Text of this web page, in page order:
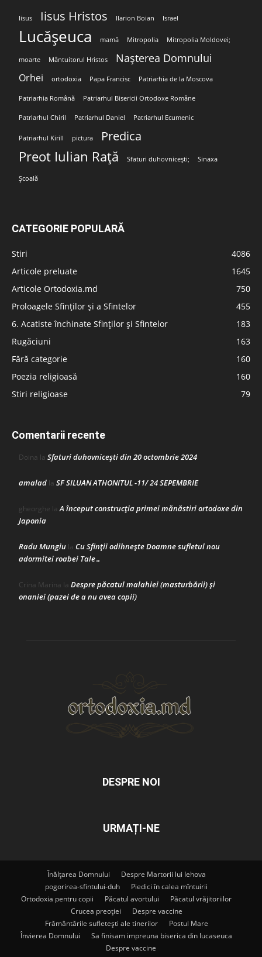
Iisus Iisus Hristos Ilarion Boian Israel
Lucășeuca mamă Mitropolia Mitropolia Moldovei;
moarte Mântuitorul Hristos Nașterea Domnului
Orhei ortodoxia Papa Francisc Patriarhia de la Moscova
Patriarhia Română Patriarhul Bisericii Ortodoxe Române
Patriarhul Chiril Patriarhul Daniel Patriarhul Ecumenic
Patriarhul Kirill pictura Predica
Preot Iulian Rață Sfaturi duhovnicești; Sinaxa
Școală
CATEGORIE POPULARĂ
Stiri
4086
Articole preluate
1645
Articole Ortodoxia.md
750
Proloagele Sfinților și a Sfintelor
455
6. Acatiste închinate Sfinților și Sfintelor
183
Rugăciuni
163
Fără categorie
160
Poezia religioasă
160
Stiri religioase
79
Comentarii recente
Doina la Sfaturi duhovnicești din 20 octombrie 2024
amalad la SF SILUAN ATHONITUL -11/ 24 SEPEMBRIE
gheorghe laA început construcţia primei mănăstiri ortodoxe din
Japonia
Radu Mungiu la Cu Sfinții odihnește Doamne sufletul nou
adormitei roabei Tale…
Crina Marina la Despre păcatul malahiei (masturbării) şi
onaniei (pazei de a nu avea copii)
DESPRE NOI
URMAȚI-NE
Înălțarea Domnului
Despre Martorii lui Iehova
pogorirea-sfintului-duh
Piedici în calea mîntuirii
Ortodoxia pentru copii
Păcatul avortului
Păcatul vrăjitoriilor
Crucea preoției
Despre vaccine
Frământările sufletești ale tinerilor
Postul Mare
Învierea Domnului
Sa finisam impreuna biserica din lucaseuca
Despre vaccine